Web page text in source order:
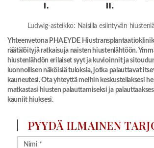
Ludwig-asteikko: Naisilla esiintyvän
Yhteenvetona PHAEYDE
räätälöityjä ratkaisuja naisten hiustenlähtöön.
hiustenlähdön erilaiset syyt ja kuvioinnit ja
luonnollisen näköisiä tuloksia, jotka palauttavat
kauneutesi. Ota yhteyttä meihin keskustellaksesi
matkastasi hiusten palauttamiseksi ja
kauniit hiuksesi.
PYYDÄ ILMAINEN